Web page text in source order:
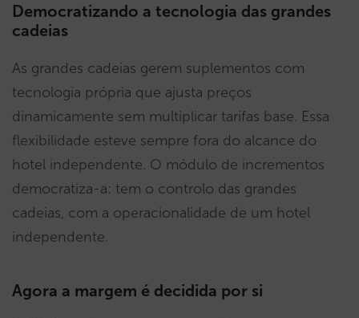
Democratizando a tecnologia das grandes
cadeias
As grandes cadeias gerem suplementos com
tecnologia própria que ajusta preços
dinamicamente sem multiplicar tarifas base. Essa
flexibilidade esteve sempre fora do alcance do
hotel independente. O módulo de incrementos
democratiza-a: tem o controlo das grandes
cadeias, com a operacionalidade de um hotel
independente.
Agora a margem é decidida por si